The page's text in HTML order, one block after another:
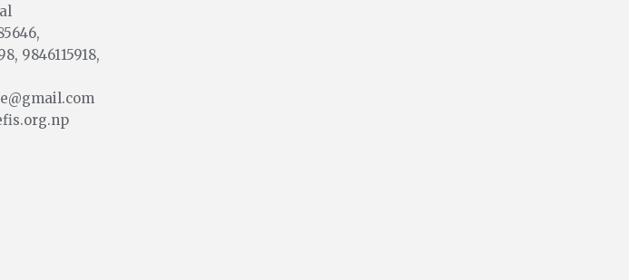
9846115918,